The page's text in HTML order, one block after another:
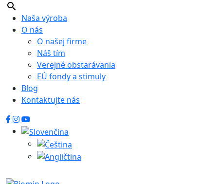
Naša výroba
O nás
O našej firme
Náš tím
Verejné obstarávania
EÚ fondy a stimuly
Blog
Kontaktujte nás